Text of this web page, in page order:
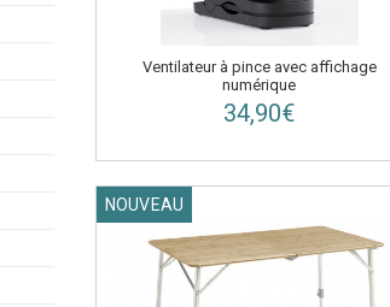
Ventilateur à pince avec affichage
numérique
34,90€
NOUVEAU